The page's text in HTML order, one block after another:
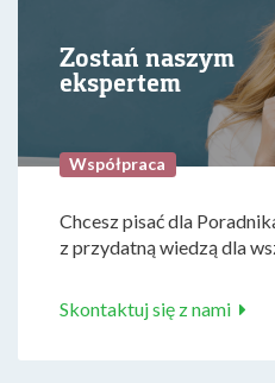
Zostań naszym
ekspertem
Współpraca
Chcesz pisać dla
z przydatną wiedzą dla
Skontaktuj się z nami